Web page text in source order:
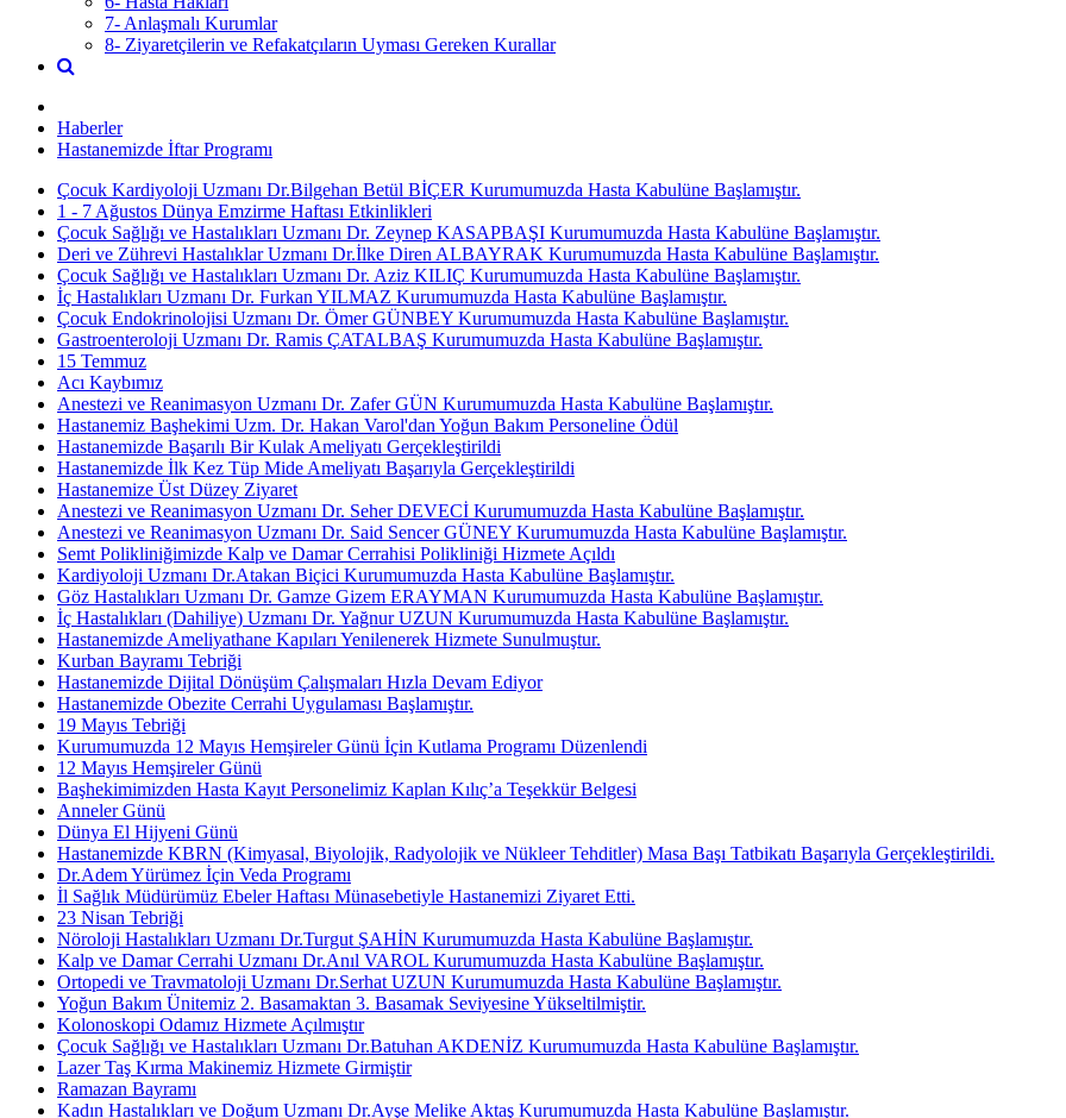
7- Anlaşmalı Kurumlar
8- Ziyaretçilerin ve Refakatçıların Uyması Gereken Kurallar
Haberler
Hastanemizde İftar Programı
Çocuk Kardiyoloji Uzmanı Dr.Bilgehan Betül BİÇER Kurumumuzda Hasta Kabulüne Başlamıştır.
1 - 7 Ağustos Dünya Emzirme Haftası Etkinlikleri
Çocuk Sağlığı ve Hastalıkları Uzmanı Dr. Zeynep KASAPBAŞI Kurumumuzda Hasta Kabulüne Başlamıştır.
Deri ve Zührevi Hastalıklar Uzmanı Dr.İlke Diren ALBAYRAK Kurumumuzda Hasta Kabulüne Başlamıştır.
Çocuk Sağlığı ve Hastalıkları Uzmanı Dr. Aziz KILIÇ Kurumumuzda Hasta Kabulüne Başlamıştır.
İç Hastalıkları Uzmanı Dr. Furkan YILMAZ Kurumumuzda Hasta Kabulüne Başlamıştır.
Çocuk Endokrinolojisi Uzmanı Dr. Ömer GÜNBEY Kurumumuzda Hasta Kabulüne Başlamıştır.
Gastroenteroloji Uzmanı Dr. Ramis ÇATALBAŞ Kurumumuzda Hasta Kabulüne Başlamıştır.
15 Temmuz
Acı Kaybımız
Anestezi ve Reanimasyon Uzmanı Dr. Zafer GÜN Kurumumuzda Hasta Kabulüne Başlamıştır.
Hastanemiz Başhekimi Uzm. Dr. Hakan Varol'dan Yoğun Bakım Personeline Ödül
Hastanemizde Başarılı Bir Kulak Ameliyatı Gerçekleştirildi
Hastanemizde İlk Kez Tüp Mide Ameliyatı Başarıyla Gerçekleştirildi
Hastanemize Üst Düzey Ziyaret
Anestezi ve Reanimasyon Uzmanı Dr. Seher DEVECİ Kurumumuzda Hasta Kabulüne Başlamıştır.
Anestezi ve Reanimasyon Uzmanı Dr. Said Sencer GÜNEY Kurumumuzda Hasta Kabulüne Başlamıştır.
Semt Polikliniğimizde Kalp ve Damar Cerrahisi Polikliniği Hizmete Açıldı
Kardiyoloji Uzmanı Dr.Atakan Biçici Kurumumuzda Hasta Kabulüne Başlamıştır.
Göz Hastalıkları Uzmanı Dr. Gamze Gizem ERAYMAN Kurumumuzda Hasta Kabulüne Başlamıştır.
İç Hastalıkları (Dahiliye) Uzmanı Dr. Yağnur UZUN Kurumumuzda Hasta Kabulüne Başlamıştır.
Hastanemizde Ameliyathane Kapıları Yenilenerek Hizmete Sunulmuştur.
Kurban Bayramı Tebriği
Hastanemizde Dijital Dönüşüm Çalışmaları Hızla Devam Ediyor
Hastanemizde Obezite Cerrahi Uygulaması Başlamıştır.
19 Mayıs Tebriği
Kurumumuzda 12 Mayıs Hemşireler Günü İçin Kutlama Programı Düzenlendi
12 Mayıs Hemşireler Günü
Başhekimimizden Hasta Kayıt Personelimiz Kaplan Kılıç’a Teşekkür Belgesi
Anneler Günü
Dünya El Hijyeni Günü
Hastanemizde KBRN (Kimyasal, Biyolojik, Radyolojik ve Nükleer Tehditler) Masa Başı Tatbikatı Başarıyla Gerçekleştirildi.
Dr.Adem Yürümez İçin Veda Programı
İl Sağlık Müdürümüz Ebeler Haftası Münasebetiyle Hastanemizi Ziyaret Etti.
23 Nisan Tebriği
Nöroloji Hastalıkları Uzmanı Dr.Turgut ŞAHİN Kurumumuzda Hasta Kabulüne Başlamıştır.
Kalp ve Damar Cerrahi Uzmanı Dr.Anıl VAROL Kurumumuzda Hasta Kabulüne Başlamıştır.
Ortopedi ve Travmatoloji Uzmanı Dr.Serhat UZUN Kurumumuzda Hasta Kabulüne Başlamıştır.
Yoğun Bakım Ünitemiz 2. Basamaktan 3. Basamak Seviyesine Yükseltilmiştir.
Kolonoskopi Odamız Hizmete Açılmıştır
Çocuk Sağlığı ve Hastalıkları Uzmanı Dr.Batuhan AKDENİZ Kurumumuzda Hasta Kabulüne Başlamıştır.
Lazer Taş Kırma Makinemiz Hizmete Girmiştir
Ramazan Bayramı
Kadın Hastalıkları ve Doğum Uzmanı Dr.Ayşe Melike Aktaş Kurumumuzda Hasta Kabulüne Başlamıştır.